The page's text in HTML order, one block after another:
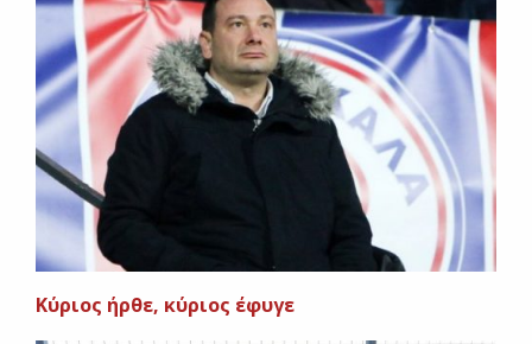
Κύριος ήρθε, κύριος έφυγε